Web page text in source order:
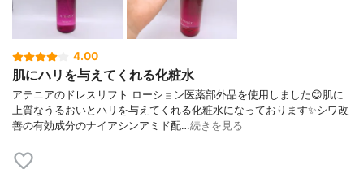
4.00
肌にハリを与えてくれる化粧水
アテニアのドレスリフト ローション医薬部外品を使用しました😊肌に
上質なうるおいとハリを与えてくれる化粧水になっております✨シワ改
善の有効成分のナイアシンアミド配…続きを見る